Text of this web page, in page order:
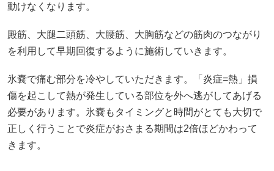
動けなくなります。
殿筋、大腿二頭筋、大腰筋、大胸筋などの筋肉のつながり
を利用して早期回復するように施術していきます。
氷嚢で痛む部分を冷やしていただきます。「炎症=熱」損
傷を起こして熱が発生している部位を外へ逃がしてあげる
必要があります。氷嚢もタイミングと時間がとても大切で
正しく行うことで炎症がおさまる期間は2倍ほどかわって
きます。